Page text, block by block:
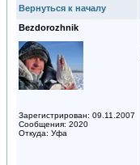
Вернуться к началу
Bezdorozhnik
Зарегистрирован: 09.11.2007
Сообщения: 2020
Откуда: Уфа